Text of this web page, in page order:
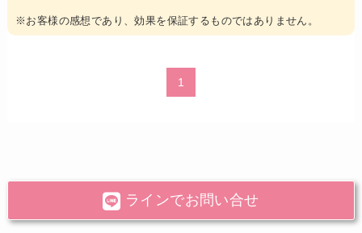
※お客様の感想であり、効果を保証するものではありません。
1
ラインでお問い合せ